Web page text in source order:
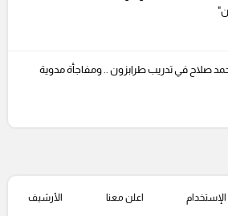
صلاح في تدريب طرابزون .. ومفاجأة مدوية
اعلن معنا الأرشيف